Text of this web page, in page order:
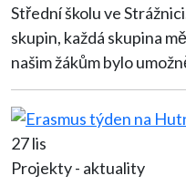
Střední školu ve
skupin, každá skupina
našim žákům bylo
27 lis
Projekty - aktuality